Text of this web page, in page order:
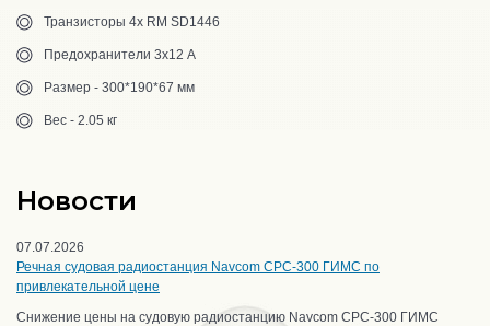
Транзисторы 4х RM SD1446
Предохранители 3х12 А
Размер - 300*190*67 мм
Вес - 2.05 кг
Новости
07.07.2026
Речная судовая радиостанция Navcom CPC-300 ГИМС по
привлекательной цене
Снижение цены на судовую радиостанцию Navcom CPC-300 ГИМС